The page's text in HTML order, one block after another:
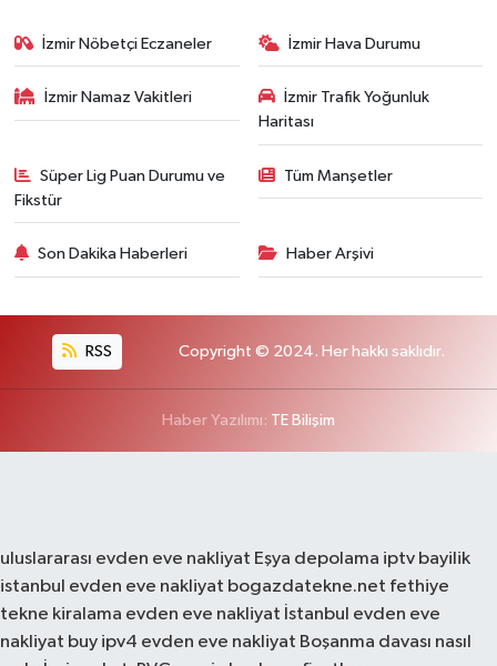
İzmir Nöbetçi Eczaneler İzmir Hava Durumu
İzmir Namaz Vakitleri
İzmir Trafik Yoğunluk
Haritası
Süper Lig Puan Durumu ve
Fikstür
Tüm Manşetler
Son Dakika Haberleri Haber Arşivi
RSS Copyright © 2024. Her hakkı saklıdır.
Haber Yazılımı: TE Bilişim
uluslararası evden eve nakliyat Eşya depolama iptv bayilik
istanbul evden eve nakliyat bogazdatekne.net fethiye
tekne kiralama evden eve nakliyat İstanbul evden eve
nakliyat buy ipv4 evden eve nakliyat Boşanma davası nasıl